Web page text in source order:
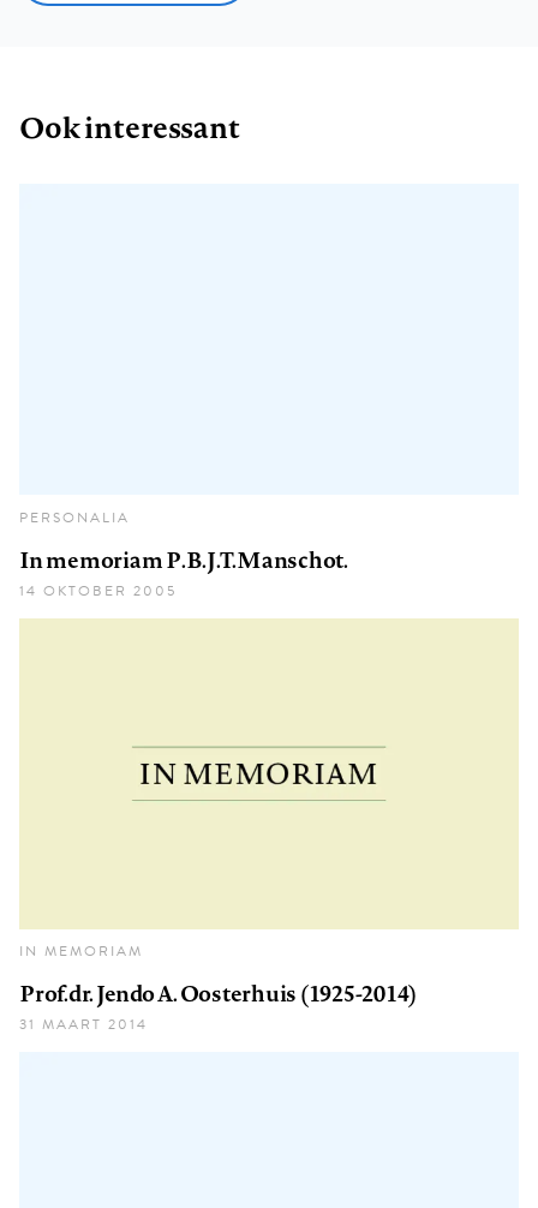
Ook interessant
PERSONALIA
In memoriam P.B.J.T.Manschot.
14 OKTOBER 2005
IN MEMORIAM
Prof.dr. Jendo A. Oosterhuis (1925-2014)
31 MAART 2014